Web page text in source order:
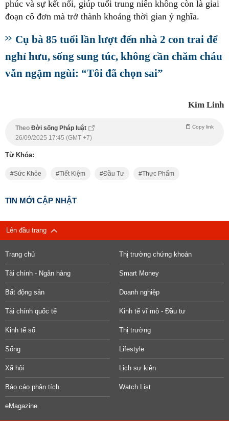
phúc và sự kết nối, giúp tuổi trung niên không còn là giai
đoạn cô đơn mà trở thành khoảng thời gian ý nghĩa.
Cụ bà 85 tuổi lần lượt đến nhà 2 con trai để
nghỉ hưu, sống sung túc, không cần chăm cháu
vẫn ngậm ngùi: “Tôi đã chọn sai”
Kim Linh
Theo Đời sống Pháp luật Copy link
26/09/2025 17:45 (GMT +7)
Từ Khóa:
Sức Khỏe Tiết Kiệm Đầu Tư Thực Phẩm
TIN MỚI CẬP NHẬT
Lên đầu trang
Trang chủ Thị trường chứng khoán
Tài chính - Ngân hàng Smart Money
Bất động sản Doanh nghiệp
Tài chính quốc tế Kinh tế vĩ mô - Đầu tư
Kinh tế số Thị trường
Sống Lifestyle
Xã hội Lịch sự kiện
Báo cáo phân tích Watch List
eMagazine